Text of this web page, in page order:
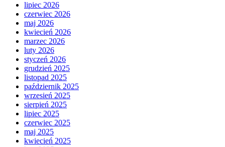
lipiec 2026
czerwiec 2026
maj 2026
kwiecień 2026
marzec 2026
luty 2026
styczeń 2026
grudzień 2025
listopad 2025
październik 2025
wrzesień 2025
sierpień 2025
lipiec 2025
czerwiec 2025
maj 2025
kwiecień 2025